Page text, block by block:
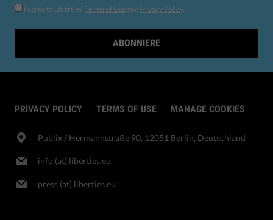
I agree to Liberties' Terms of Use andPrivacy Policy.
ABONNIERE
PRIVACY POLICY TERMS OF USE MANAGE COOKIES
Publix​ / Hermannstraße 90, 12051 Berlin, Deutschland
info (at) liberties.eu
press (at) liberties.eu